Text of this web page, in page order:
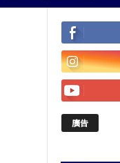
廣告